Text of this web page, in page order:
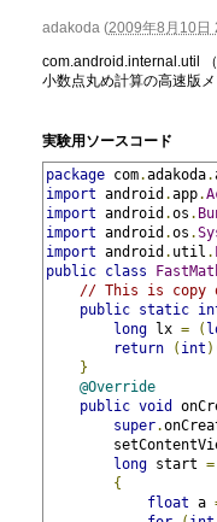
adakoda (2009年8月10日
com.android.internal.util
小数点丸め計算の高速版
実験用ソースコード
package com.adakoda.
import android .app.
import android .os .
import android .os .
import android . util .
public class
// This is copy
public static
long lx = (
return
( int
}
@Override
public void
super.
long start =
{
float a